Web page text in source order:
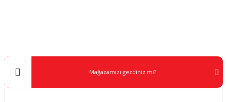
Mağazamızı gezdiniz mi?